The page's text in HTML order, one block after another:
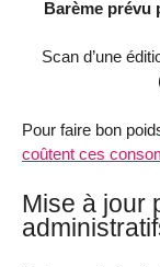
Barème prévu
Scan d’une
Pour faire bon
coûtent ces
Mise à jour